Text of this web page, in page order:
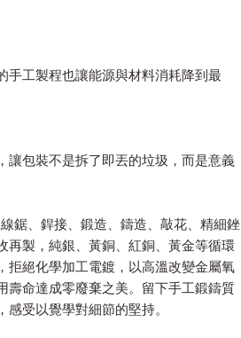
手工製程也讓能源與材料消耗降到最
讓包裝不是拆了即丟的垃圾，而是意義
鋸、銲接、鍛造、鑄造、敲花、精細銼
再製，純銀、黃銅、紅銅、黃金等循環
拒絕化學加工電鍍，以高溫改變金屬氧
壽命達成零廢棄之美。留下手工鍛鑄質
受以覺學對細節的堅持。